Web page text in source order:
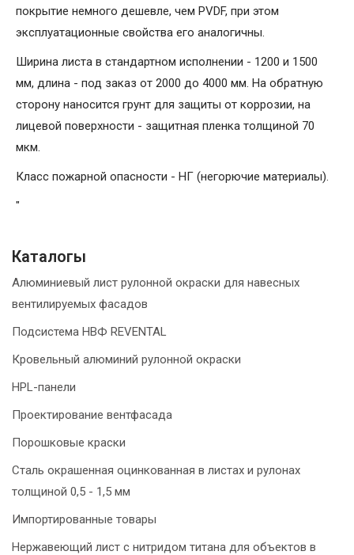
покрытие немного дешевле, чем PVDF, при этом
эксплуатационные свойства его аналогичны.
Ширина листа в стандартном исполнении - 1200 и 1500
мм, длина - под заказ от 2000 до 4000 мм. На обратную
сторону наносится грунт для защиты от коррозии, на
лицевой поверхности - защитная пленка толщиной 70
мкм.
Класс пожарной опасности - НГ (негорючие материалы).
"
Каталогы
Алюминиевый лист рулонной окраски для навесных
вентилируемых фасадов
Подсистема НВФ REVENTAL
Кровельный алюминий рулонной окраски
HPL-панели
Проектирование вентфасада
Порошковые краски
Сталь окрашенная оцинкованная в листах и рулонах
толщиной 0,5 - 1,5 мм
Импортированные товары
Нержавеющий лист с нитридом титана для объектов в